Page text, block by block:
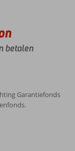
betalen
Garantiefonds